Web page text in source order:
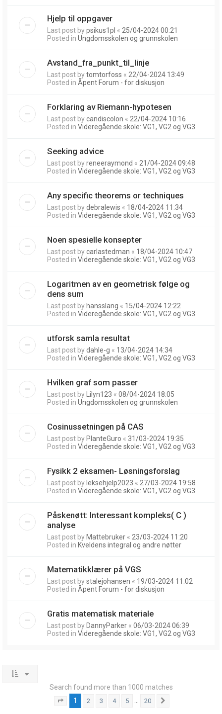
Hjelp til oppgaver
Last post bypsikus1pl « 25/04-2024 00:21
Posted in Ungdomsskolen og grunnskolen
Avstand_fra_punkt_til_linje
Last post bytomtorfoss « 22/04-2024 13:49
Posted in Åpent Forum - for diskusjon
Forklaring av Riemann-hypotesen
Last post bycandiscolon « 22/04-2024 10:16
Posted in Videregående skole: VG1, VG2 og VG3
Seeking advice
Last post byreneeraymond « 21/04-2024 09:48
Posted in Videregående skole: VG1, VG2 og VG3
Any specific theorems or techniques
Last post bydebralewis « 18/04-2024 11:34
Posted in Videregående skole: VG1, VG2 og VG3
Noen spesielle konsepter
Last post bycarlastedman « 18/04-2024 10:47
Posted in Videregående skole: VG1, VG2 og VG3
Logaritmen av en geometrisk følge og
dens sum
Last post by hansslang « 15/04-2024 12:22
Posted in Videregående skole: VG1, VG2 og VG3
utforsk samla resultat
Last post bydahle-g « 13/04-2024 14:34
Posted in Videregående skole: VG1, VG2 og VG3
Hvilken graf som passer
Last post by Lilyn123 « 08/04-2024 18:05
Posted in Ungdomsskolen og grunnskolen
Cosinussetningen på CAS
Last post by PlanteGuro « 31/03-2024 19:35
Posted in Videregående skole: VG1, VG2 og VG3
Fysikk 2 eksamen- Løsningsforslag
Last post by leksehjelp2023 « 27/03-2024 19:58
Posted in Videregående skole: VG1, VG2 og VG3
Påskenøtt: Interessant kompleks( C )
analyse
Last post by Mattebruker « 23/03-2024 11:20
Posted in Kveldens integral og andre nøtter
Matematikklærer på VGS
Last post bystalejohansen « 19/03-2024 11:02
Posted in Åpent Forum - for diskusjon
Gratis matematisk materiale
Last post by DannyParker « 06/03-2024 06:39
Posted in Videregående skole: VG1, VG2 og VG3
Search found more than 1000 matches
Page of 20
1 2 3 4 5 20